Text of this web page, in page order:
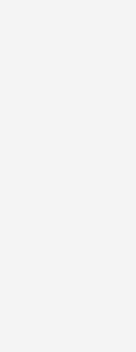
sind es 20 %. Wir
für den
für die Bauwirtschaft
erzielten die
mehr Beschäftigten im
Mrd. Euro, nominal ein
der
erreichten ein
Rückgang um 2 %, real
nicht für
Sturm zusammen“
für Wohnungen